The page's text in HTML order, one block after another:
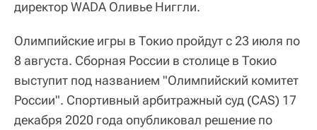
директор WADA Оливье Ниггли.
Олимпийские игры в Токио пройдут с 23 июля по
8 августа. Сборная России в столице в Токио
выступит под названием "Олимпийский комитет
России". Спортивный арбитражный суд (CAS) 17
декабря 2020 года опубликовал решение по